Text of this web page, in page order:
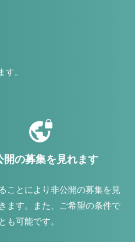
。
開の募集を見れます
ことにより非公開の募集を見
ます。また、ご希望の条件で
も可能です。